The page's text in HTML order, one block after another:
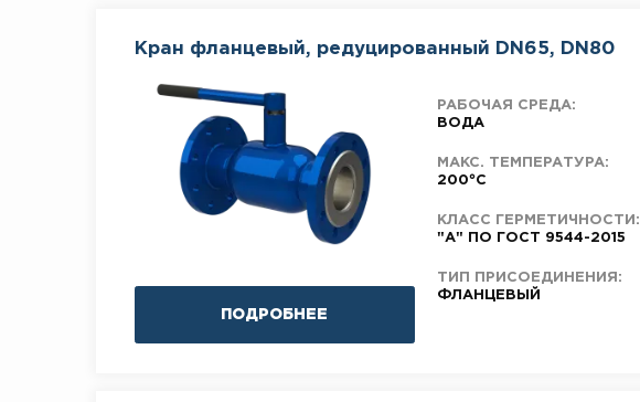
Кран фланцевый, редуцированный DN65, DN80
ПОДРОБНЕЕ
РАБОЧАЯ СРЕДА:
ВОДА
МАКС. ТЕМПЕРАТУРА:
200°C
КЛАСС ГЕРМЕТИЧНОСТИ:
"А" ПО ГОСТ 9544-2015
ТИП ПРИСОЕДИНЕНИЯ:
ФЛАНЦЕВЫЙ